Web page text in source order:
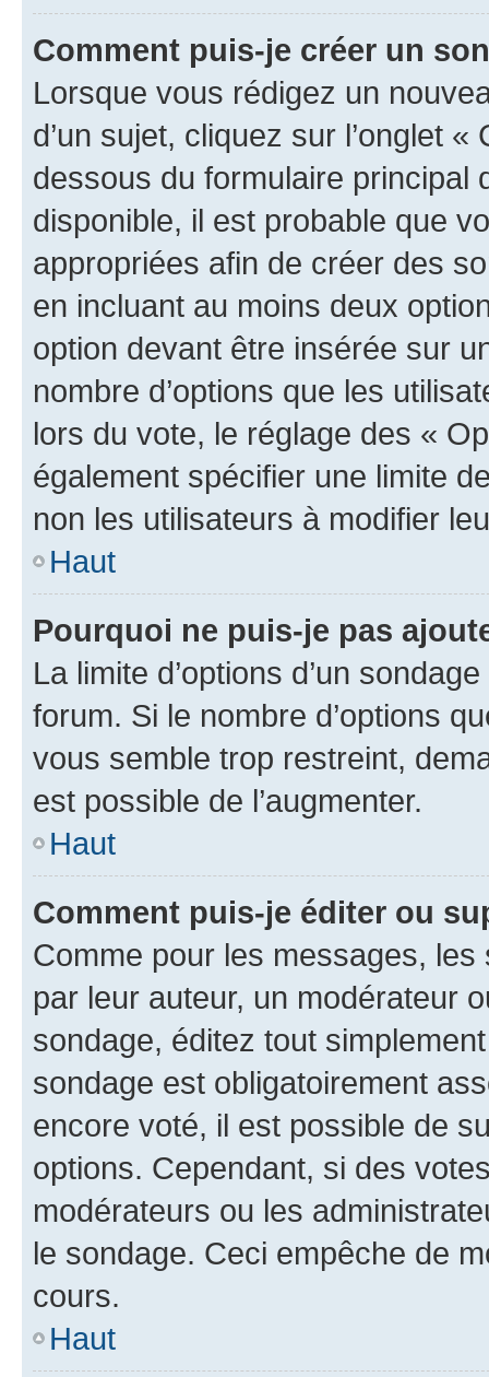
Comment puis-je créer un
Lorsque vous rédigez un
d’un sujet, cliquez sur l’onglet
dessous du formulaire principal
disponible, il est probable que
appropriées afin de créer des
en incluant au moins deux
option devant être insérée sur
nombre d’options que les
lors du vote, le réglage des «
également spécifier une limite
non les utilisateurs à modifier
Haut
Pourquoi ne puis-je pas
La limite d’options d’un
forum. Si le nombre d’options
vous semble trop restreint,
est possible de l’augmenter.
Haut
Comment puis-je éditer ou
Comme pour les messages,
par leur auteur, un modérateur
sondage, éditez tout
sondage est obligatoirement
encore voté, il est possible de
options. Cependant, si des
modérateurs ou les
le sondage. Ceci empêche de
cours.
Haut